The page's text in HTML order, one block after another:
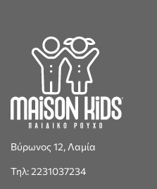
Βύρωνος 12, Λαμία
Τηλ: 2231037234